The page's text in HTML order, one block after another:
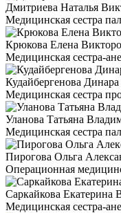
Дмитриева Наталья
Медицинская сестра
Крюкова Елена
Медицинская сестра-
Кудайбергенова
Медицинская сестра
Уланова Татьяна
Медицинская сестра
Пирогова Ольга
Операционная
Саркайкова Екатерина
Медицинская сестра-